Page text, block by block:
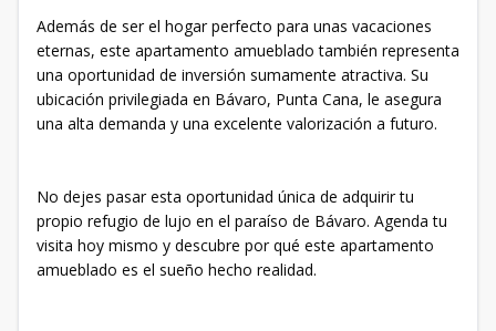
Además de ser el hogar perfecto para unas vacaciones
eternas, este apartamento amueblado también representa
una oportunidad de inversión sumamente atractiva. Su
ubicación privilegiada en Bávaro, Punta Cana, le asegura
una alta demanda y una excelente valorización a futuro.
No dejes pasar esta oportunidad única de adquirir tu
propio refugio de lujo en el paraíso de Bávaro. Agenda tu
visita hoy mismo y descubre por qué este apartamento
amueblado es el sueño hecho realidad.